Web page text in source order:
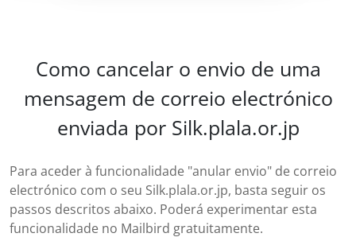
Como cancelar o envio de uma
mensagem de correio electrónico
enviada por Silk.plala.or.jp
Para aceder à funcionalidade "anular envio" de correio
electrónico com o seu Silk.plala.or.jp, basta seguir os
passos descritos abaixo. Poderá experimentar esta
funcionalidade no Mailbird gratuitamente.